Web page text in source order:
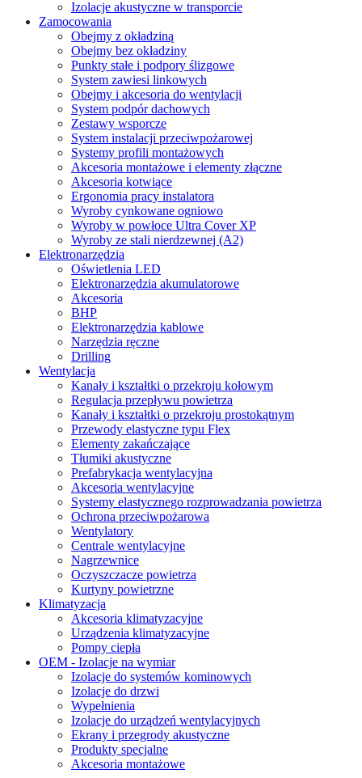
Izolacje akustyczne w transporcie
Zamocowania
Obejmy z okładziną
Obejmy bez okładziny
Punkty stałe i podpory ślizgowe
System zawiesi linkowych
Obejmy i akcesoria do wentylacji
System podpór dachowych
Zestawy wsporcze
System instalacji przeciwpożarowej
Systemy profili montażowych
Akcesoria montażowe i elementy złączne
Akcesoria kotwiące
Ergonomia pracy instalatora
Wyroby cynkowane ogniowo
Wyroby w powłoce Ultra Cover XP
Wyroby ze stali nierdzewnej (A2)
Elektronarzędzia
Oświetlenia LED
Elektronarzędzia akumulatorowe
Akcesoria
BHP
Elektronarzędzia kablowe
Narzędzia ręczne
Drilling
Wentylacja
Kanały i kształtki o przekroju kołowym
Regulacja przepływu powietrza
Kanały i kształtki o przekroju prostokątnym
Przewody elastyczne typu Flex
Elementy zakańczające
Tłumiki akustyczne
Prefabrykacja wentylacyjna
Akcesoria wentylacyjne
Systemy elastycznego rozprowadzania powietrza
Ochrona przeciwpożarowa
Wentylatory
Centrale wentylacyjne
Nagrzewnice
Oczyszczacze powietrza
Kurtyny powietrzne
Klimatyzacja
Akcesoria klimatyzacyjne
Urządzenia klimatyzacyjne
Pompy ciepła
OEM - Izolacje na wymiar
Izolacje do systemów kominowych
Izolacje do drzwi
Wypełnienia
Izolacje do urządzeń wentylacyjnych
Ekrany i przegrody akustyczne
Produkty specjalne
Akcesoria montażowe